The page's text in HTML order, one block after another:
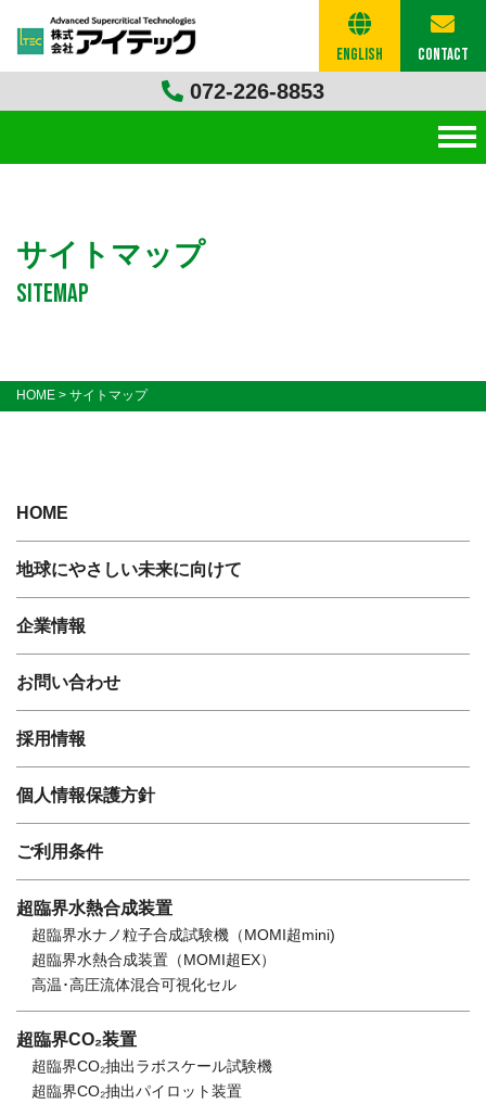
072-226-8853
English Contact
サイトマップ
sitemap
HOME >サイトマップ
HOME
地球にやさしい未来に向けて
企業情報
お問い合わせ
採用情報
個人情報保護方針
ご利用条件
超臨界水熱合成装置
超臨界水ナノ粒子合成試験機（MOMI超mini)
超臨界水熱合成装置（MOMI超EX）
高温･高圧流体混合可視化セル
超臨界CO₂装置
超臨界CO₂抽出ラボスケール試験機
超臨界CO₂抽出パイロット装置